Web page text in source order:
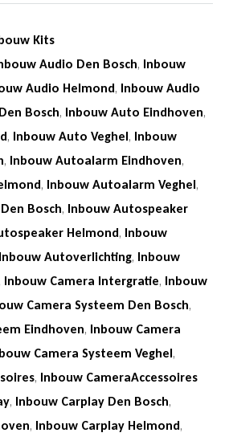
Kits
Audio Den Bosch, Inbouw
Audio Helmond, Inbouw Audio
Bosch, Inbouw Auto Eindhoven,
, Inbouw Auto Veghel, Inbouw
, Inbouw Autoalarm Eindhoven,
, Inbouw Autoalarm Veghel,
Bosch, Inbouw Autospeaker
Helmond, Inbouw
Inbouw Autoverlichting, Inbouw
Inbouw Camera Intergratie, Inbouw
Camera Systeem Den Bosch,
Eindhoven, Inbouw Camera
Camera Systeem Veghel,
, Inbouw CameraAccessoires
, Inbouw Carplay Den Bosch,
, Inbouw Carplay Helmond,